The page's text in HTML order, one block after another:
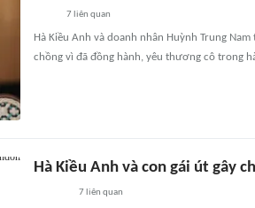
7liên quan
Hà Kiều Anh và doanh nhân Huỳnh Trung
chồng vì đã đồng hành, yêu thương cô trong
Hà Kiều Anh và con gái út gây
7 liên quan